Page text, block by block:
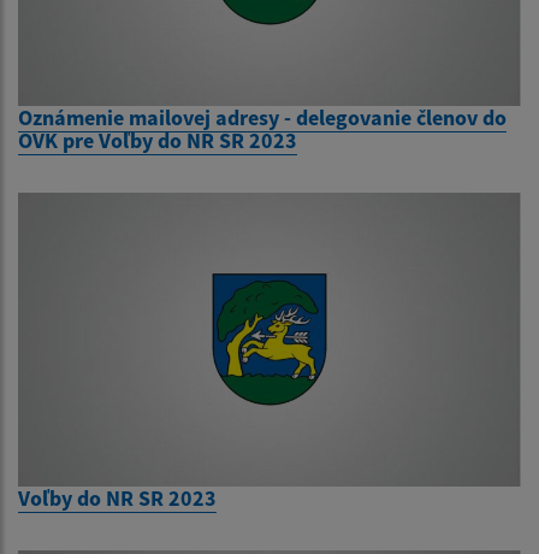
Oznámenie mailovej adresy - delegovanie členov do
OVK pre Voľby do NR SR 2023
Voľby do NR SR 2023